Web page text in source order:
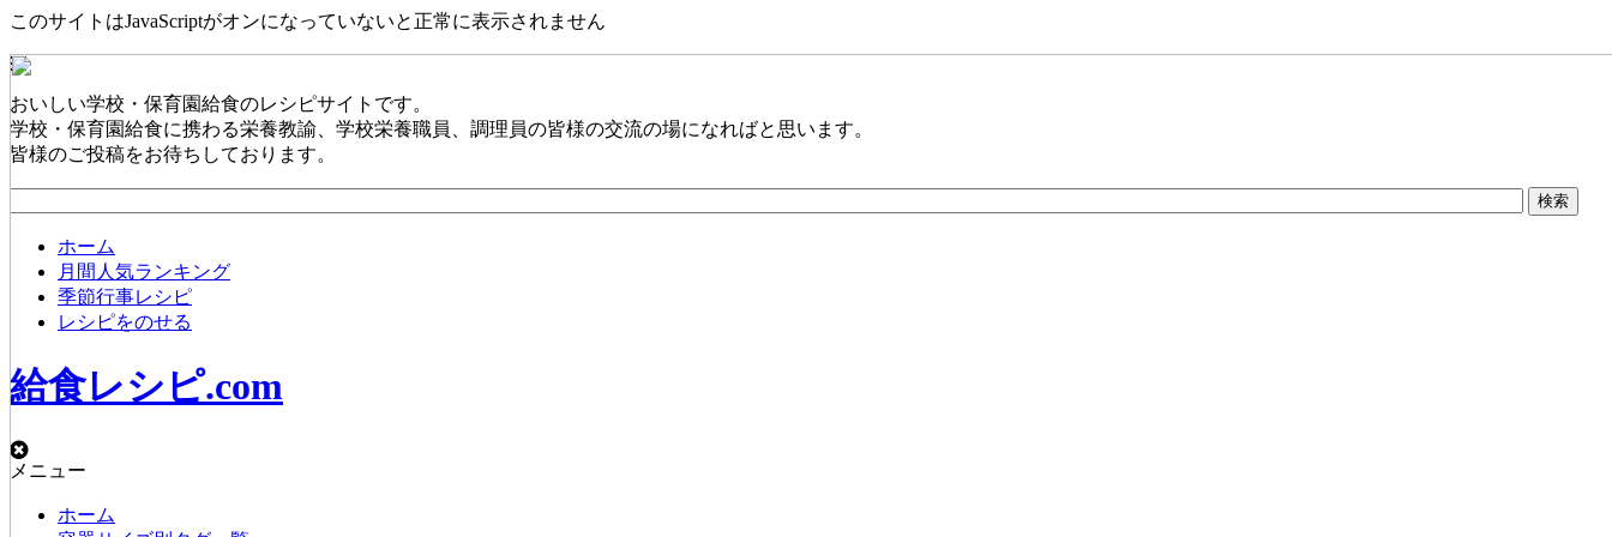
このサイトはJavaScriptがオンになっていないと正常に表示されません
おいしい学校・保育園給食のレシピサイトです。
学校・保育園給食に携わる栄養教諭、学校栄養職員、調理員の皆様の交流の場になればと思います。
皆様のご投稿をお待ちしております。
ホーム
月間人気ランキング
季節行事レシピ
レシピをのせる
給食レシピ.com
メニュー
ホーム